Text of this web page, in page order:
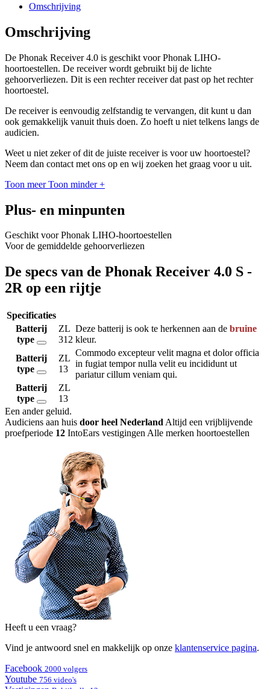
Omschrijving
Omschrijving
De Phonak Receiver 4.0 is geschikt voor Phonak LIHO-
hoortoestellen. De receiver wordt gebruikt bij de lichte
gehoorverliezen. Dit is een rechter receiver dat past op het rechter
hoortoestel.
De receiver is eenvoudig zelfstandig te vervangen, dit kunt u dan
ook gemakkelijk vanuit thuis doen. Zo hoeft u niet telkens langs de
audicien.
Weet u niet zeker of dit de juiste receiver is voor uw hoortoestel?
Neem dan contact met ons op en wij zoeken het graag voor u uit.
Toon meer Toon minder +
Plus- en minpunten
Geschikt voor Phonak LIHO-hoortoestellen
Voor de gemiddelde gehoorverliezen
De specs van de Phonak Receiver 4.0 S -
2R op een rijtje
Specificaties
Batterij
type
ZL
312
Deze batterij is ook te herkennen aan de bruine
kleur.
Batterij
type
ZL
13
Commodo excepteur velit magna et dolor officia
in fugiat tempor nulla velit eu incididunt ut
pariatur cillum veniam qui.
Batterij
type
ZL
13
Een ander geluid.
Audiciens aan huis door heel Nederland Altijd een vrijblijvende
proefperiode 12 IntoEars vestigingen Alle merken hoortoestellen
Heeft u een vraag?
Vind je antwoord snel en makkelijk op onze klantenservice pagina.
Facebook 2000 volgers
Youtube 756 video's